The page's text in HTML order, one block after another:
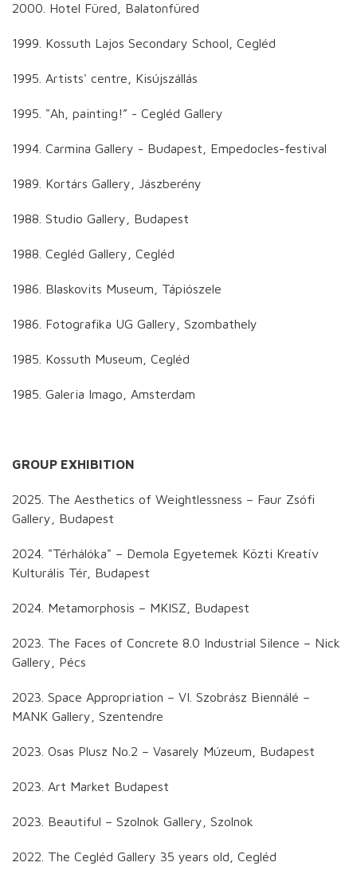
2000. Hotel Füred, Balatonfüred
1999. Kossuth Lajos Secondary School, Cegléd
1995. Artists' centre, Kisújszállás
1995. "Ah, painting!” - Cegléd Gallery
1994. Carmina Gallery - Budapest, Empedocles-festival
1989. Kortárs Gallery, Jászberény
1988. Studio Gallery, Budapest
1988. Cegléd Gallery, Cegléd
1986. Blaskovits Museum, Tápiószele
1986. Fotografika UG Gallery, Szombathely
1985. Kossuth Museum, Cegléd
1985. Galeria Imago, Amsterdam
GROUP EXHIBITION
2025. The Aesthetics of Weightlessness – Faur Zsófi
Gallery, Budapest
2024. "Térhálóka" – Demola Egyetemek Közti Kreatív
Kulturális Tér, Budapest
2024. Metamorphosis – MKISZ, Budapest
2023. The Faces of Concrete 8.0 Industrial Silence – Nick
Gallery, Pécs
2023. Space Appropriation – VI. Szobrász Biennálé –
MANK Gallery, Szentendre
2023. Osas Plusz No.2 – Vasarely Múzeum, Budapest
2023. Art Market Budapest
2023. Beautiful – Szolnok Gallery, Szolnok
2022. The Cegléd Gallery 35 years old, Cegléd